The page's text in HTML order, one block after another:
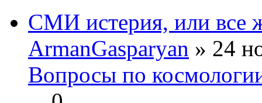
СМИ истерия, или все
ArmanGasparyan » 24
Вопросы по